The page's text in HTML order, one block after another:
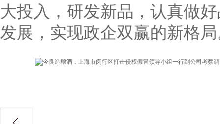
大投入，研发新品，认真做
发展，实现政企双赢的新格